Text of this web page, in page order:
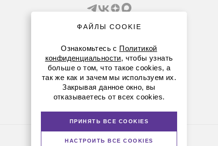
8 (800) 234-05-08
+7 (843) 210-20-80
kazan@dia-m.ru
420111 ул. Профсоюзная, д.40-42, пом. № 8
ФАЙЛЫ COOKIE
Ознакомьтесь с Политикой
конфиденциальности, чтобы узнать
больше о том, что такое cookies, а
так же как и зачем мы используем их.
Закрывая данное окно, вы
отказываетесь от всех cookies.
ПРИНЯТЬ ВСЕ COOKIES
НАСТРОИТЬ ВСЕ COOKIES